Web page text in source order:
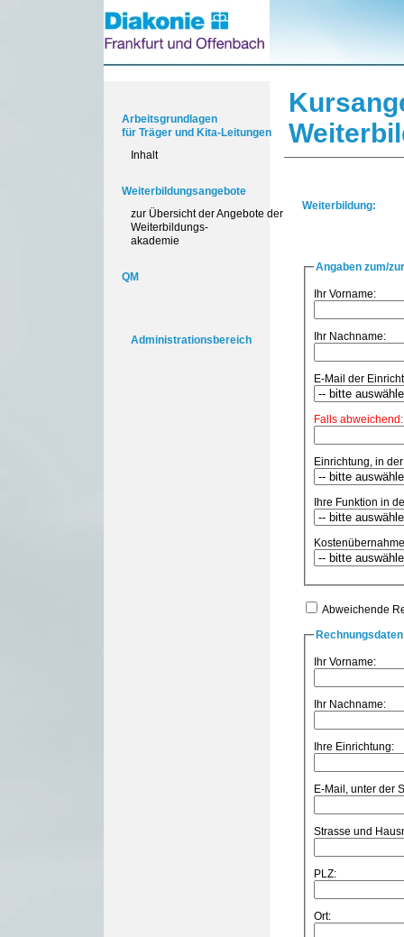
Arbeitsgrundlagen
für Träger und Kita-Leitungen
Inhalt
Weiterbildungsangebote
zur Übersicht der Angebote der
Weiterbildungs-
akademie
QM
Administrationsbereich
Weiterbildung:
Angaben zum/
Ihr Vorname:
Ihr Nachname:
E-Mail der
Falls abweichend:
Einrichtung, in
Ihre Funktion in
Abweichende
Ihr Vorname:
Ihr Nachname:
Ihre Einrichtung:
E-Mail, unter der
Strasse und
PLZ:
Ort: